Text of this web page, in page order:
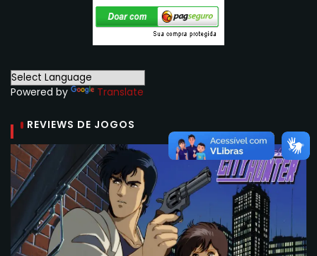
Powered by Translate
REVIEWS DE JOGOS